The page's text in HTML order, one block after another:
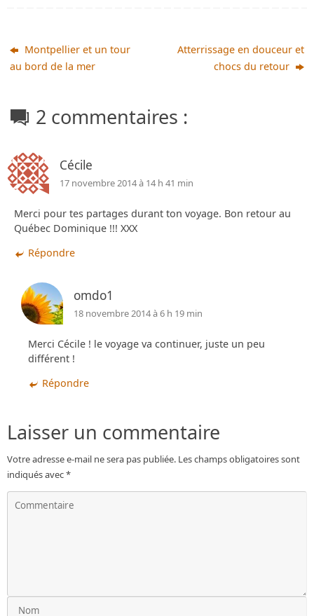
Montpellier et un tour
au bord de la mer
Atterrissage en douceur et
chocs du retour
2 commentaires :
Cécile
17 novembre 2014 à 14 h 41 min
Merci pour tes partages durant ton voyage. Bon retour au
Québec Dominique !!! XXX
Répondre
omdo1
18 novembre 2014 à 6 h 19 min
Merci Cécile ! le voyage va continuer, juste un peu
différent !
Répondre
Laisser un commentaire
Votre adresse e-mail ne sera pas publiée. Les champs obligatoires sont
indiqués avec*